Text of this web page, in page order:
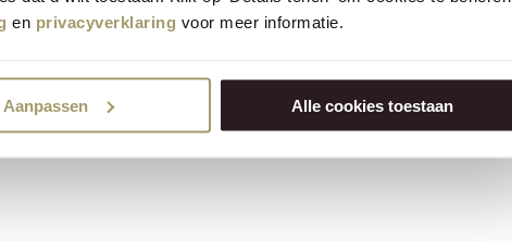
en privacyverklaring voor meer informatie.
Aanpassen Alle cookies toestaan